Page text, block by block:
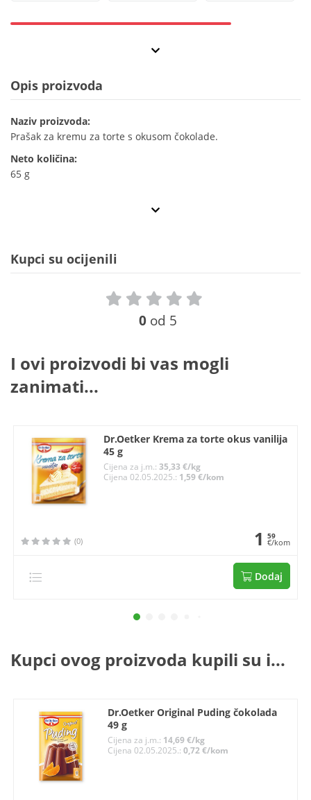
Opis proizvoda
Naziv proizvoda:
Prašak za kremu za torte s okusom čokolade.
Neto količina:
65 g
Kupci su ocijenili
0 od 5
I ovi proizvodi bi vas mogli
zanimati...
Dr.Oetker Krema za torte okus vanilija
45 g
Cijena za j.m.: 35,33 €/kg
Cijena 02.05.2025.: 1,59 €/kom
(0) 1 59
€/kom
Dodaj
Kupci ovog proizvoda kupili su i...
Dr.Oetker Original Puding čokolada
49 g
Cijena za j.m.: 14,69 €/kg
Cijena 02.05.2025.: 0,72 €/kom